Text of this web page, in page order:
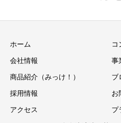
ホーム
コ
会社情報
事
商品紹介（みっけ！）
ブ
採用情報
お
アクセス
プ